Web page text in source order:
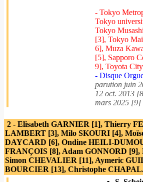
- Tokyo
Tokyo
Tokyo
[3], Tokyo
6], Muza
[5], Sapporo
9], Toyota
- Disque
parution juin
12 oct. 2013
mars 2025 [9]
2 - Elisabeth GARNIER [1], Thierry
LAMBERT [3], Milo SKOURI [4],
DAYCARD [6], Ondine HEILI-
FRANÇOIS [8], Adam GONNORD [9],
Simon CHEVALIER [11], Aymeric
BOURCIER [13], Christophe